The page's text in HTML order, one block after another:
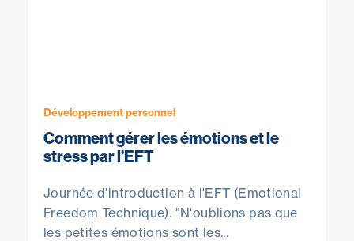
Développement personnel
Comment gérer les émotions et le
stress par l’EFT
Journée d'introduction à l'EFT (Emotional
Freedom Technique). "N'oublions pas que
les petites émotions sont les...